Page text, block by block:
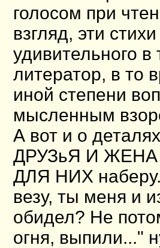
голосом при
взгляд, эти
удивительного
литератор, в то
иной степени
мысленным
А вот и о
ДРУЗьЯ И ЖЕНА
ДЛЯ НИХ
везу, ты меня и
обидел? Не
огня, выпили..."